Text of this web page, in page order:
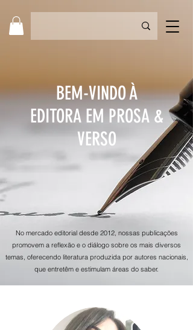
BEM-VINDO À
EDITORA EM PROSA &
VERSO
No mercado editorial desde 2012, nossas publicações
promovem a reflexão e o diálogo sobre os mais diversos
temas, oferecendo literatura produzida por autores nacionais,
que entretêm e estimulam áreas do saber.